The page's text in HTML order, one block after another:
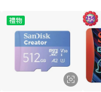
發票金額計算，
使用東森購物
透金、東森現金
之結帳頁面
點數」機制(特
一商品不論件數
回饋機制為準。